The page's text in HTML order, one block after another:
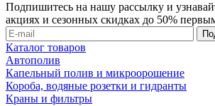
Подпишитесь на нашу рассылку и
акциях и сезонных скидках до 50%
Каталог товаров
Автополив
Капельный полив и микроорошение
Короба, водяные розетки и гидранты
Краны и фильтры